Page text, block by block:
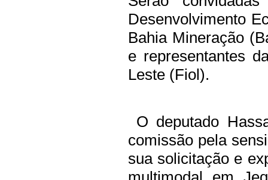
Desenvolvimento
Bahia Mineração
e representantes
Leste (Fiol).
O deputado
comissão pela
sua solicitação e